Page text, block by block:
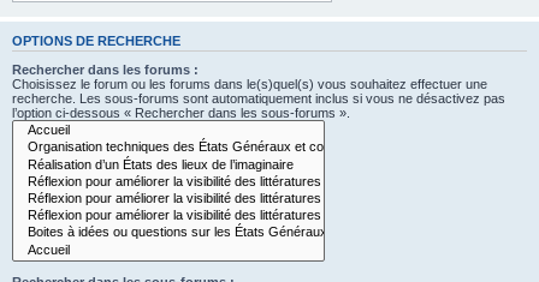
OPTIONS DE RECHERCHE
Rechercher dans les forums :
Choisissez le forum ou les forums dans le(s)quel(s) vous souhaitez effectuer une
recherche. Les sous-forums sont automatiquement inclus si vous ne désactivez pas
l’option ci-dessous « Rechercher dans les sous-forums ».